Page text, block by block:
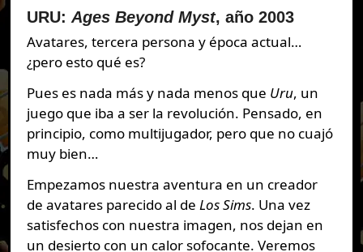
URU: Ages Beyond Myst, año 2003
Avatares, tercera persona y época actual…
¿pero esto qué es?
Pues es nada más y nada menos que Uru, un
juego que iba a ser la revolución. Pensado, en
principio, como multijugador, pero que no cuajó
muy bien…
Empezamos nuestra aventura en un creador
de avatares parecido al de Los Sims. Una vez
satisfechos con nuestra imagen, nos dejan en
un desierto con un calor sofocante. Veremos